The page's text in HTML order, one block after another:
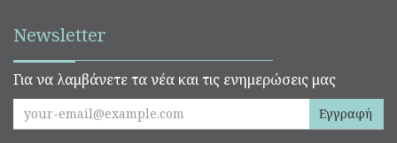
Newsletter
Για να λαμβάνετε τα νέα και τις ενημερώσεις μας
Εγγραφή